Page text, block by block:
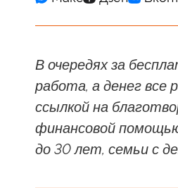
В очередях за
работа, а денег все
ссылкой на
финансовой
до 30 лет, семьи с